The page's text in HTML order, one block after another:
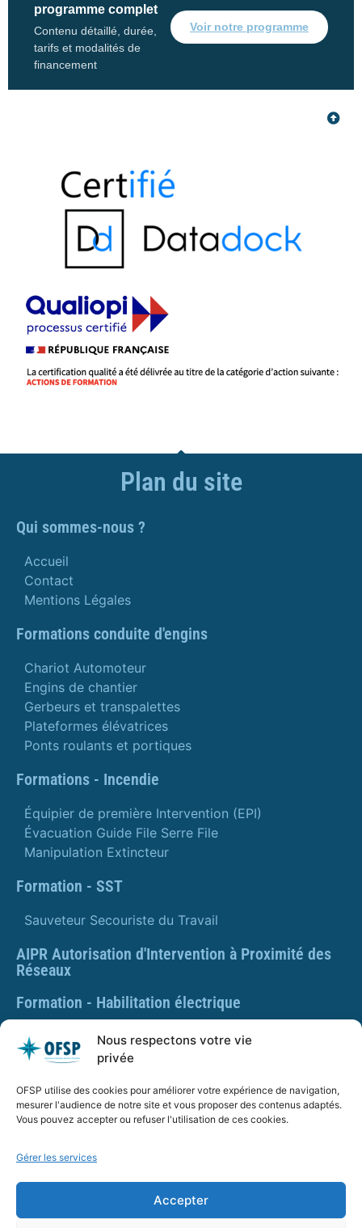
Nous respectons votre vie
privée
OFSP utilise des cookies pour améliorer votre expérience de navigation,
mesurer l'audience de notre site et vous proposer des contenus adaptés.
Vous pouvez accepter ou refuser l'utilisation de ces cookies.
Gérer les services
Accepter
programme complet
Contenu détaillé, durée,
tarifs et modalités de
financement
Voir notre programme
Plan du site
Qui sommes-nous ?
Accueil
Contact
Mentions Légales
Formations conduite d'engins
Chariot Automoteur
Engins de chantier
Gerbeurs et transpalettes
Plateformes élévatrices
Ponts roulants et portiques
Formations - Incendie
Équipier de première Intervention (EPI)
Évacuation Guide File Serre File
Manipulation Extincteur
Formation - SST
Sauveteur Secouriste du Travail
AIPR Autorisation d'Intervention à Proximité des
Réseaux
Formation - Habilitation électrique
Formation - Gestes et postures
Formation Gestes et Postures - Prévention des TMS
PLAQUETTE DE PRÉSENTATION OFSP
Numéro de déclaration d’activité : 84 01 01924 01 auprès
du préfet de région Auvergne Rhône Alpes, Ne vaut pas